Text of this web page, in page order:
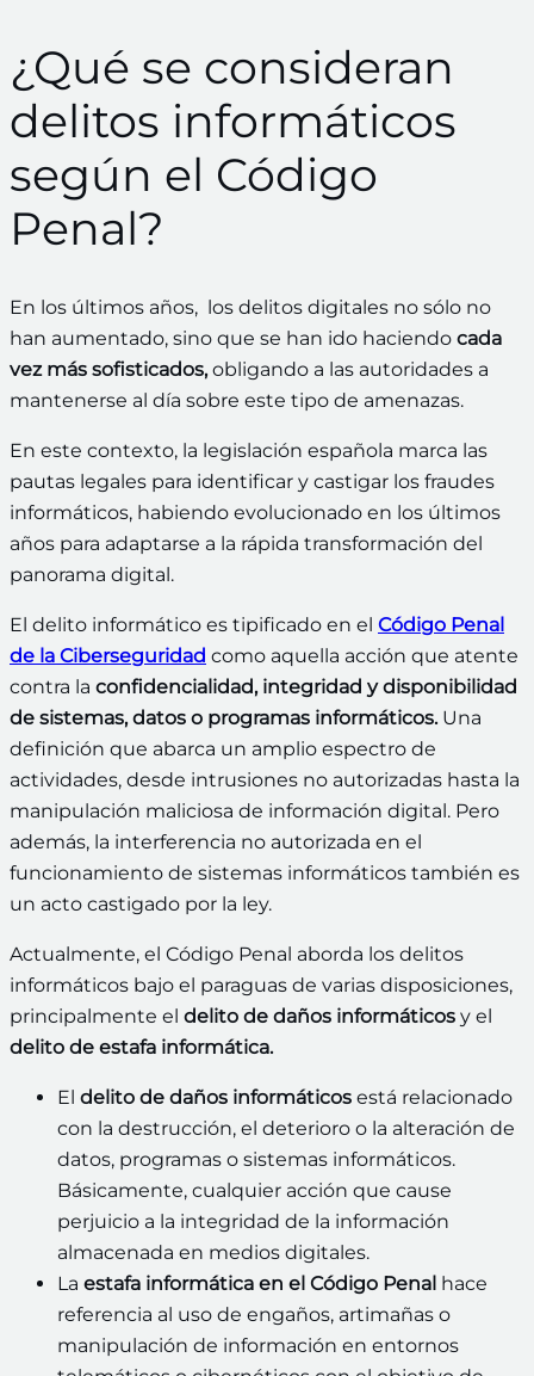
¿Qué se consideran
delitos informáticos
según el Código
Penal?
En los últimos años, los delitos digitales no sólo no
han aumentado, sino que se han ido haciendo cada
vez más sofisticados,obligando a las autoridades a
mantenerse al día sobre este tipo de amenazas.
En este contexto, la legislación española marca las
pautas legales para identificar y castigar los fraudes
informáticos, habiendo evolucionado en los últimos
años para adaptarse a la rápida transformación del
panorama digital.
El delito informático es tipificado en el Código Penal
de la Ciberseguridad como aquella acción que atente
contra la confidencialidad, integridad y disponibilidad
de sistemas, datos o programas informáticos. Una
definición que abarca un amplio espectro de
actividades, desde intrusiones no autorizadas hasta la
manipulación maliciosa de información digital. Pero
además, la interferencia no autorizada en el
funcionamiento de sistemas informáticos también es
un acto castigado por la ley.
Actualmente, el Código Penal aborda los delitos
informáticos bajo el paraguas de varias disposiciones,
principalmente el delito de daños informáticos y el
delito de estafa informática.
El delito de daños informáticos está relacionado
con la destrucción, el deterioro o la alteración de
datos, programas o sistemas informáticos.
Básicamente, cualquier acción que cause
perjuicio a la integridad de la información
almacenada en medios digitales.
La estafa informática en el Código Penal hace
referencia al uso de engaños, artimañas o
manipulación de información en entornos